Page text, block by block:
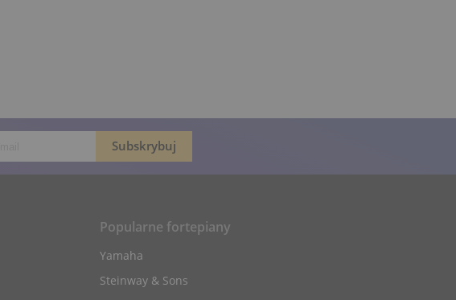
Popularne fortepiany
Yamaha
Steinway & Sons